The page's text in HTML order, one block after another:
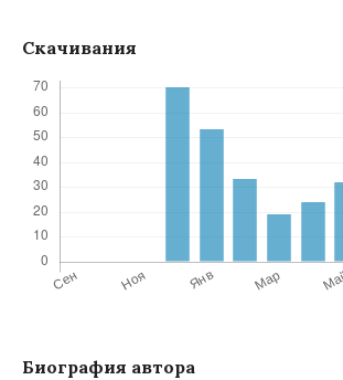
Скачивания
Биография автора